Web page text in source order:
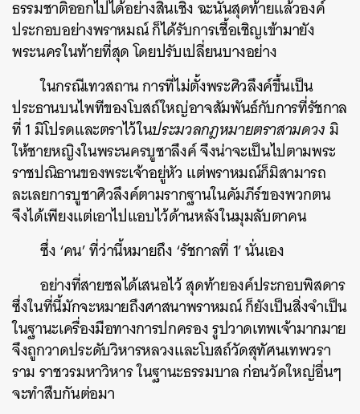
ธรรมชาติออกไปได้อย่างสิ้นเชิง ฉะนั้นสุดท้ายแล้วองค์
ประกอบอย่างพราหมณ์ ก็ได้รับการเชื้อเชิญเข้ามายัง
พระนครในท้ายที่สุด โดยปรับเปลี่ยนบางอย่าง
ในกรณีเทวสถาน การที่ไม่ตั้งพระศิวลึงค์ขึ้นเป็น
ประธานบนไพทีของโบสถ์ใหญ่อาจสัมพันธ์กับการที่รัชกาล
ที่ 1 มิโปรดและตราไว้ในประมวลกฎหมายตราสามดวงมิ
ให้ชายหญิงในพระนครบูชาลึงค์ จึงน่าจะเป็นไปตามพระ
ราชปณิธานของพระเจ้าอยู่หัว แต่พราหมณ์ก็มิสามารถ
ละเลยการบูชาศิวลึงค์ตามรากฐานในคัมภีร์ของพวกตน
จึงได้เพียงแต่เอาไปแอบไว้ด้านหลังในมุมลับตาคน
ซึ่ง ‘คน’ ที่ว่านี้หมายถึง ‘รัชกาลที่ 1’ นั่นเอง
อย่างที่สายชลได้เสนอไว้ สุดท้ายองค์ประกอบพิสดาร
ซึ่งในที่นี้มักจะหมายถึงศาสนาพราหมณ์ ก็ยังเป็นสิ่งจำเป็น
ในฐานะเครื่องมือทางการปกครอง รูปวาดเทพเจ้ามากมาย
จึงถูกวาดประดับวิหารหลวงและโบสถ์วัดสุทัศนเทพวรา
ราม ราชวรมหาวิหาร ในฐานะธรรมบาล ก่อนวัดใหญ่อื่นๆ
จะทำสืบกันต่อมา